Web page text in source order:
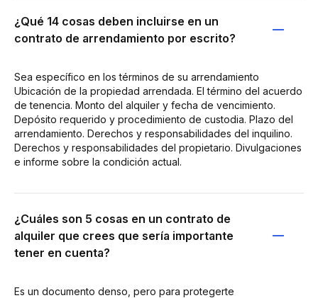
¿Qué 14 cosas deben incluirse en un
contrato de arrendamiento por escrito?
Sea específico en los términos de su arrendamiento
Ubicación de la propiedad arrendada. El término del acuerdo
de tenencia. Monto del alquiler y fecha de vencimiento.
Depósito requerido y procedimiento de custodia. Plazo del
arrendamiento. Derechos y responsabilidades del inquilino.
Derechos y responsabilidades del propietario. Divulgaciones
e informe sobre la condición actual.
¿Cuáles son 5 cosas en un contrato de
alquiler que crees que sería importante
tener en cuenta?
Es un documento denso, pero para protegerte